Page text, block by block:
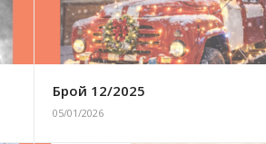
Брой 12/2025
05/01/2026